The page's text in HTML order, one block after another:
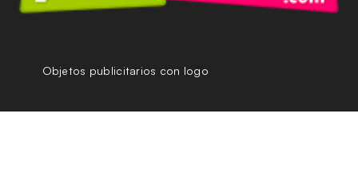
Objetos publicitarios con logo